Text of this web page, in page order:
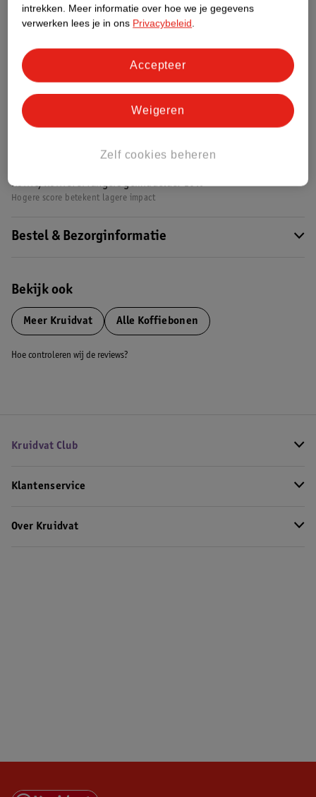
Etiketinformatie
Nature Impact Score
Rood (-) = hoge impact op het milieu.
Groen (+) = lage impact op het milieu.
Gebaseerd op wereldwijde
Koffie/Koffievervangers gemiddelde: 16%
Hogere score betekent lagere impact
Bestel & Bezorginformatie
Bekijk ook
Meer Kruidvat Alle Koffiebonen
Hoe controleren wij de reviews?
Kruidvat Club
Klantenservice
Over Kruidvat
intrekken. Meer informatie over hoe we je gegevens
verwerken lees je in ons Privacybeleid.
Zelf cookies beheren
Weigeren
Accepteer